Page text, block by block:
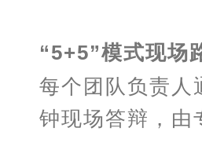
“5+5”模式现场
每个团队负责
钟现场答辩，由